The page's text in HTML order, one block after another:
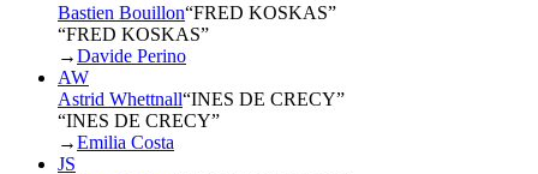
Bastien Bouillon“FRED KOSKAS”
“FRED KOSKAS”
→Davide Perino
AW
Astrid Whettnall“INES DE CRECY”
“INES DE CRECY”
→Emilia Costa
JS